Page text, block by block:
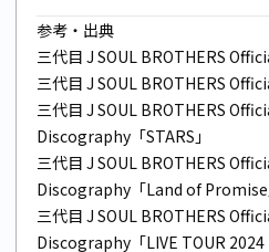
参考・出典
三代目 J SOUL BROTHERS
三代目 J SOUL BROTHERS
三代目 J SOUL BROTHERS
Discography「STARS」
三代目 J SOUL BROTHERS
Discography「Land of Promise
三代目 J SOUL BROTHERS
Discography「LIVE TOUR 2024